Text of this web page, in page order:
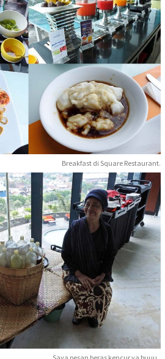
Breakfast di Square Restaurant.